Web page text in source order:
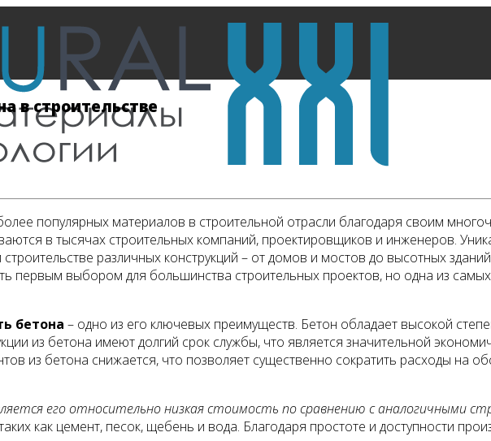
в строительстве
популярных материалов в строительной отрасли благодаря своим
в тысячах строительных компаний, проектировщиков и инженеров.
различных конструкций – от домов и мостов до высотных
первым выбором для большинства строительных проектов, но одна из
бетона – одно из его ключевых преимуществ. Бетон обладает высокой
из бетона имеют долгий срок службы, что является значительной
из бетона снижается, что позволяет существенно сократить расходы на
его относительно низкая стоимость по сравнению с аналогичными
как цемент, песок, щебень и вода. Благодаря простоте и доступности